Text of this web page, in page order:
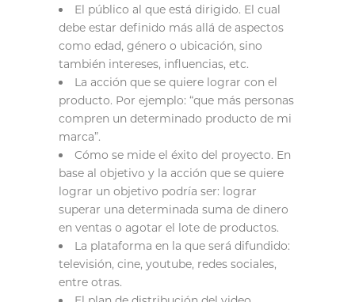
El público al que está dirigido. El cual
debe estar definido más allá de aspectos
como edad, género o ubicación, sino
también intereses, influencias, etc.
La acción que se quiere lograr con el
producto. Por ejemplo: “que más personas
compren un determinado producto de mi
marca”.
Cómo se mide el éxito del proyecto. En
base al objetivo y la acción que se quiere
lograr un objetivo podría ser: lograr
superar una determinada suma de dinero
en ventas o agotar el lote de productos.
La plataforma en la que será difundido:
televisión, cine, youtube, redes sociales,
entre otras.